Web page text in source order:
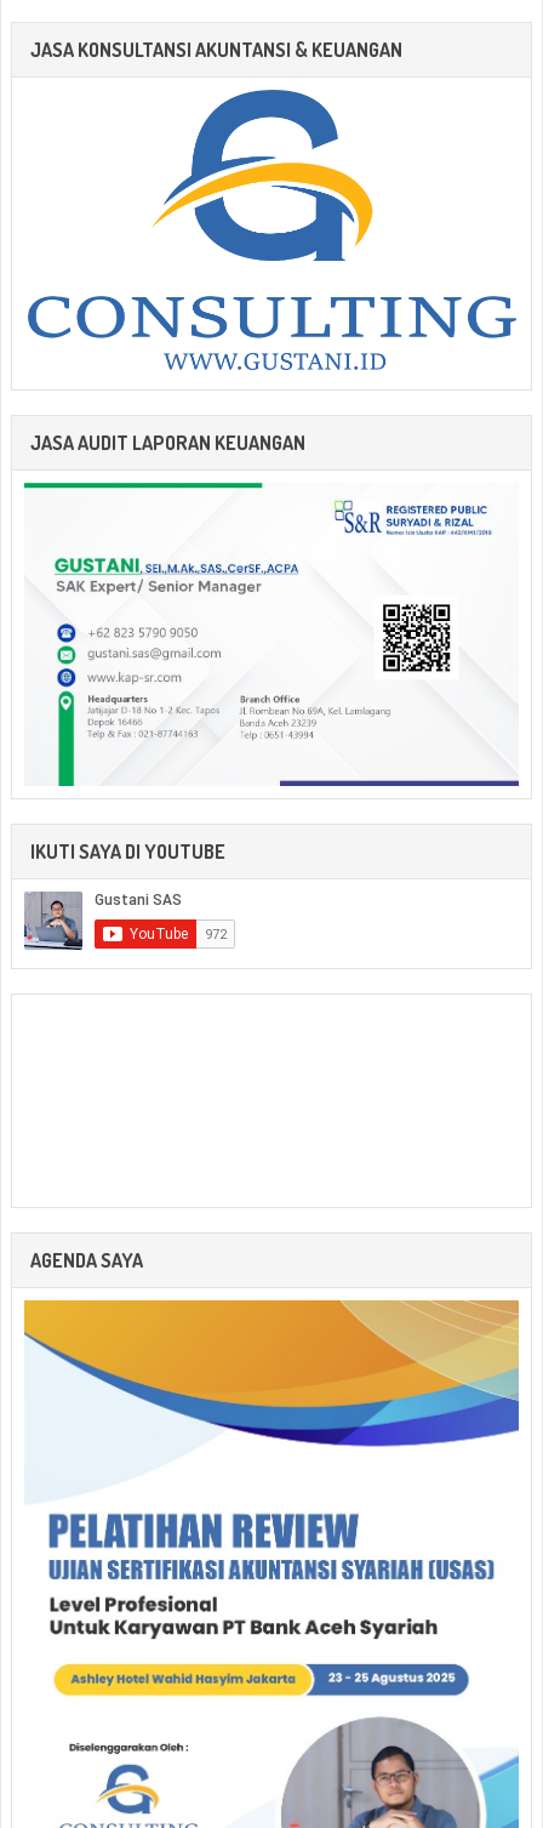
JASA KONSULTANSI AKUNTANSI & KEUANGAN
JASA AUDIT LAPORAN KEUANGAN
IKUTI SAYA DI YOUTUBE
AGENDA SAYA